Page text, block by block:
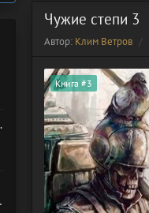
Чужие степи 3
Автор: Клим Ветров
Книга #3